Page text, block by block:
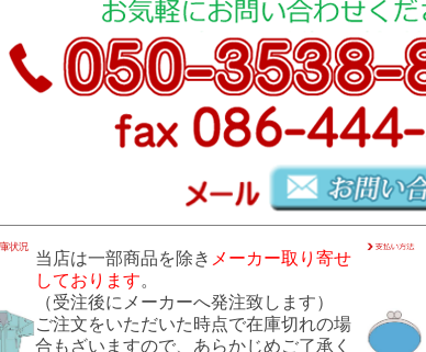
当店は一部商品を除き メーカー取り寄せ
しております。
（受注後にメーカーへ発注致します）
ご注文をいただいた時点で在庫切れの場
合もざいますので、あらかじめご了承く